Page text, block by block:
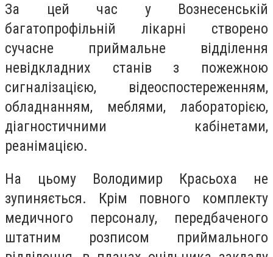
За цей час у Вознесенській
багатопрофільній лікарні створено
сучасне приймальне відділення
невідкладних станів з пожежною
сигналізацією, відеоспостереженням,
обладнанням, меблями, лабораторією,
діагностичними кабінетами,
реанімацією.
На цьому Володимир Красьоха не
зупиняється. Крім повного комплекту
медичного персоналу, передбаченого
штатним розписом приймального